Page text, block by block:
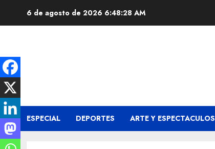
6 de agosto de 2026 6:48:29 AM
ESPECIAL DEPORTES ARTE Y ESPECTACULOS